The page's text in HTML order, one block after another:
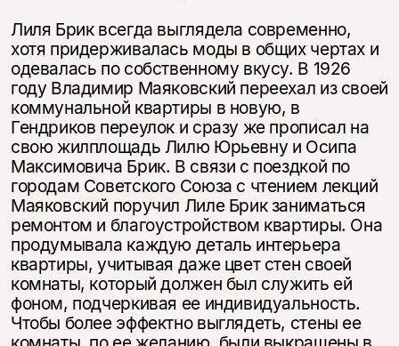
Лиля Брик всегда выглядела современно,
хотя придерживалась моды в общих чертах и
одевалась по собственному вкусу. В 1926
году Владимир Маяковский переехал из своей
коммунальной квартиры в новую, в
Гендриков переулок и сразу же прописал на
свою жилплощадь Лилю Юрьевну и Осипа
Максимовича Брик. В связи с поездкой по
городам Советского Союза с чтением лекций
Маяковский поручил Лиле Брик заниматься
ремонтом и благоустройством квартиры. Она
продумывала каждую деталь интерьера
квартиры, учитывая даже цвет стен своей
комнаты, который должен был служить ей
фоном, подчеркивая ее индивидуальность.
Чтобы более эффектно выглядеть, стены ее